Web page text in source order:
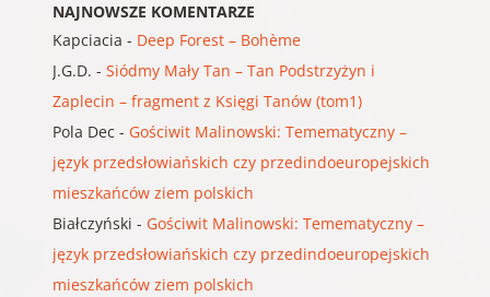
NAJNOWSZE KOMENTARZE
Kapciacia - Deep Forest – Bohème
J.G.D. - Siódmy Mały Tan – Tan Podstrzyżyn i
Zaplecin – fragment z Księgi Tanów (tom1)
Pola Dec - Gościwit Malinowski: Temematyczny –
język przedsłowiańskich czy przedindoeuropejskich
mieszkańców ziem polskich
Białczyński - Gościwit Malinowski: Temematyczny –
język przedsłowiańskich czy przedindoeuropejskich
mieszkańców ziem polskich